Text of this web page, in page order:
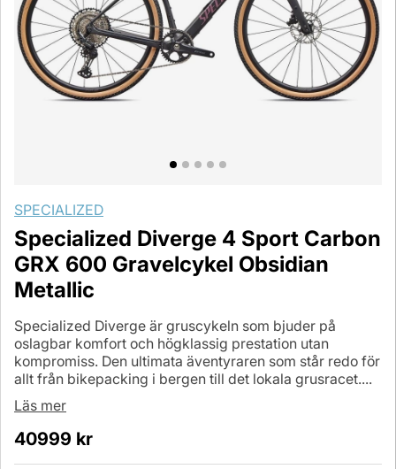
SPECIALIZED
Specialized Diverge 4 Sport Carbon
GRX 600 Gravelcykel Obsidian
Metallic
Specialized Diverge är gruscykeln som bjuder på
oslagbar komfort och högklassig prestation utan
kompromiss. Den ultimata äventyraren som står redo för
allt från bikepacking i bergen till det lokala grusracet....
Läs mer
40999 kr